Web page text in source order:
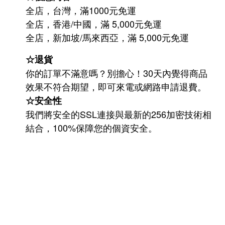
全店，台灣，滿1000元免運
全店，香港/中國，滿 5,000元免運
全店，新加坡/馬來西亞，滿 5,000元免運
☆退貨
你的訂單不滿意嗎？別擔心！30天內覺得商品
效果不符合期望，即可來電或網路申請退費。
☆安全性
我們將安全的SSL連接與最新的256加密技術相
結合，100%保障您的個資安全。